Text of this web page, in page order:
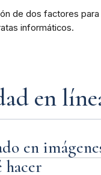
de dos factores
informáticos.
en
en
hacer